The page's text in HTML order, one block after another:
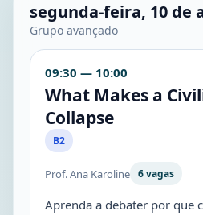
segunda-feira, 10 de
Grupo avançado
09:30 — 10:00
What Makes a
Collapse
B2
Prof. Ana Karoline 6 vagas
Aprenda a debater por que